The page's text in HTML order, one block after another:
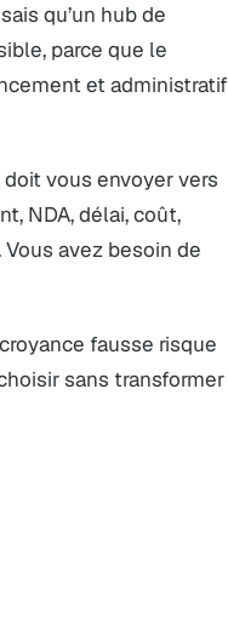
qu’un hub de
parce que le
et administratif
vous envoyer vers
NDA, délai, coût,
avez besoin de
fausse risque
sans transformer